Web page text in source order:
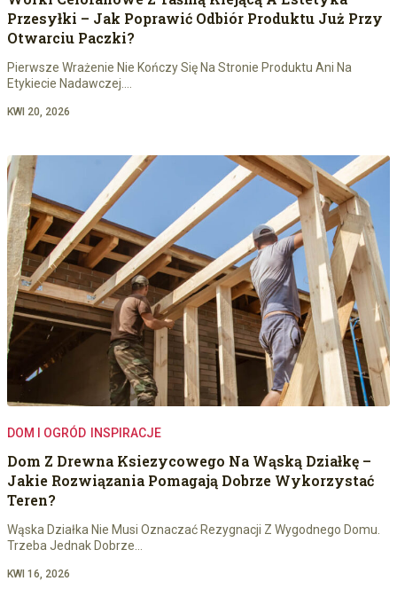
Przesyłki – Jak Poprawić Odbiór Produktu Już Przy
Otwarciu Paczki?
Pierwsze Wrażenie Nie Kończy Się Na Stronie Produktu Ani Na
Etykiecie Nadawczej.…
KWI 20, 2026
DOM I OGRÓD INSPIRACJE
Dom Z Drewna Ksiezycowego Na Wąską Działkę –
Jakie Rozwiązania Pomagają Dobrze Wykorzystać
Teren?
Wąska Działka Nie Musi Oznaczać Rezygnacji Z Wygodnego Domu.
Trzeba Jednak Dobrze…
KWI 16, 2026